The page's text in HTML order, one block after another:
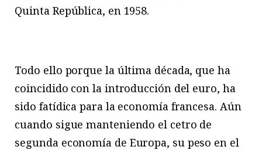
Quinta República, en 1958.
Todo ello porque la última década, que ha
coincidido con la introducción del euro, ha
sido fatídica para la economía francesa. Aún
cuando sigue manteniendo el cetro de
segunda economía de Europa, su peso en el